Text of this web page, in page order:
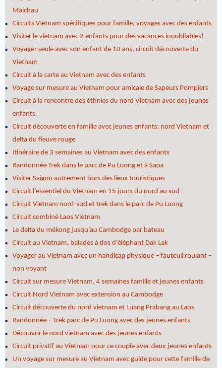
Maichau
Circuits Vietnam spécifiques pour famille, voyages avec des enfants
Visiter le vietnam avec 2 enfants pour des vacances inoubliables!
Voyager seule avec son enfant de 10 ans, circuit découverte du
Vietnam
Circuit à la carte au Vietnam avec des enfants
Voyage sur mesure au Vietnam pour amicale de Sapeurs Pompiers
Circuit à la rencontre des éthnies du nord Vietnam avec des jeunes
enfants.
Circuit découverte en famille avec jeunes enfants: nord Vietnam et
delta du fleuve rouge
Itinéraire de 3 semaines au Vietnam avec des enfants
Randonnée Trek dans le parc de Pu Luong et à Sapa
Visiter Saigon autrement hors des lieux touristiques
Circuit l’essentiel du Vietnam en 15 jours du nord au sud
Circuit Vietnam nord-sud et trek dans le parc de Pu Luong
Circuit combiné Laos Vietnam
Le delta du mékong jusqu’au Cambodge par bateau
Circuit au Vietnam, balades à dos d’éléphant Dak Lak
Voyager au Vietnam avec un handicap physique – fauteuil roulant –
non voyant
Circuit sur mesure Vietnam, 4 semaines famille et jeunes enfants
Circuit Nord Vietnam avec extension au Cambodge
Circuit découverte du nord vietnam et Luang Prabang au Laos
Randonnée – Trek parc de Pu Luong avec des jeunes enfants
Découvrir le nord vietnam avec des jeunes enfants
Circuit privatif au Vietnam pour ce couple avec deux jeunes enfants
Un voyage sur mesure au Vietnam avec guide pour cette famille de